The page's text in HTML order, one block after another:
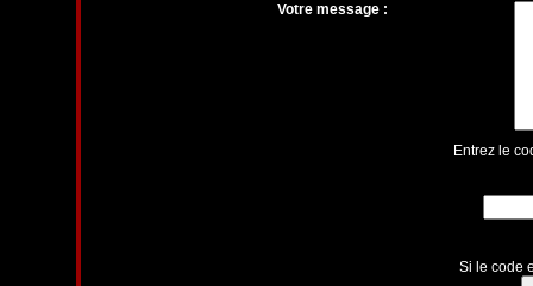
Votre message :
Entrez le
Si le code